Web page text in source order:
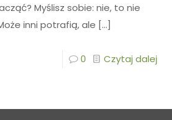
Myślisz sobie: nie, to nie
inni potrafią, ale […]
0 Czytaj dalej